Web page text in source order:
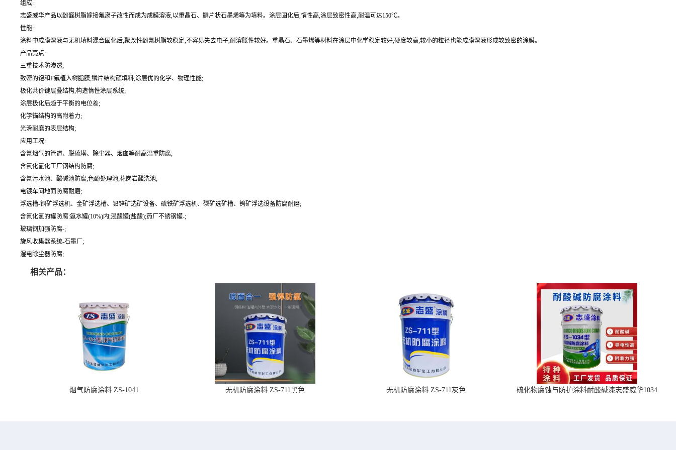
组成:
志盛威华产品以酚醛树脂嫁接氟离子改性而成为成膜溶液,以重晶石、鳞片状石墨烯等为填料。涂层固化后,惰性高,涂层致密性高,耐温可达150℃。
性能:
涂料中成膜溶液与无机填料混合固化后,聚改性酚氟树脂较稳定,不容易失去电子,耐溶胀性较好。重晶石、石墨烯等材料在涂层中化学稳定较好,硬度较高,较小的粒径也能成膜溶液形成较致密的涂膜。
产品亮点:
三重技术防渗透;
致密的饱和F氟植入树脂膜,鳞片结构颜填料,涂层优的化学、物理性能;
极化共价键层叠结构,构造惰性涂层系统;
涂层极化后趋于平衡的电位差;
化学锚结构的高附着力;
光滑耐磨的表层结构;
应用工况:
含氟烟气的管道、脱硫塔、除尘器、烟囱等耐高温重防腐;
含氟化氢化工厂钢结构防腐;
含氟污水池、酸碱池防腐;色酚处理池;花岗岩酸洗池;
电镀车间地面防腐耐磨;
浮选槽-铜矿浮选机、金矿浮选槽、铅锌矿选矿设备、硫铁矿浮选机、磷矿选矿槽、钨矿浮选设备防腐耐磨;
含氟化氢的罐防腐:氨水罐(10%)内;混酸罐(盐酸);药厂不锈钢罐-;
玻璃钢加强防腐-;
旋风收集器系统-石墨厂;
湿电除尘器防腐;
相关产品：
烟气防腐涂料 ZS-1041 无机防腐涂料 ZS-711黑色 无机防腐涂料 ZS-711灰色 硫化物腐蚀与防护涂料耐酸碱漆志盛威华1034